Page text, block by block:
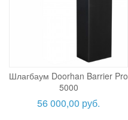
Шлагбаум Doorhan Barrier Pro
5000
56 000,00 руб.